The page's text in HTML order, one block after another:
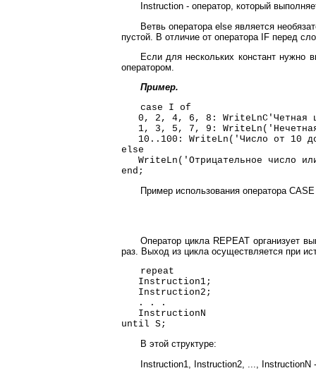
Instruction - оператор, который
Ветвь оператора else является
пустой. В отличие от оператора IF перед
Если для нескольких констант нужно
оператором.
Пример.
case I of
0, 2, 4, 6, 8: WriteLnC'Четная
1, 3, 5, 7, 9:
10..100: WriteLn('Число от 10
else
WriteLn('Отрицательное число
end;
Пример использования оператора
Оператор цикла REPEAT организует
раз. Выход из цикла осуществляется при
repeat
Instruction1;
Instruction2;
. . .
InstructionN
until S;
В этой структуре:
Instruction1, Instruction2, ...,